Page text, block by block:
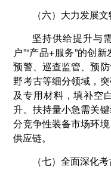
（六）大力发展
坚持供给提升与
户”“产品+服务”的创
预警、巡查监管、预
野考古等细分领域，
及专用材料，填补空
升。扶持量小急需关
分竞争性装备市场环
供应链。
（七）全面深化